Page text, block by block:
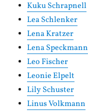
Kuku Schrapnell
Lea Schlenker
Lena Kratzer
Lena Speckmann
Leo Fischer
Leonie Elpelt
Lily Schuster
Linus Volkmann